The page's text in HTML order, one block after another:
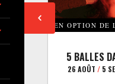
EN OPTION DE
5 BALLES
26 AOÛT /5